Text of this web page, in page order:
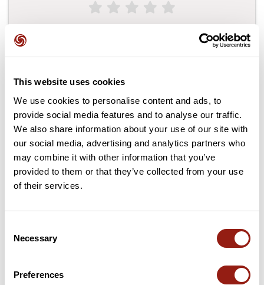
This website uses cookies
We use cookies to personalise content and ads, to
provide social media features and to analyse our traffic.
We also share information about your use of our site with
our social media, advertising and analytics partners who
may combine it with other information that you’ve
provided to them or that they’ve collected from your use
of their services.
Selection
Necessary
Preferences
155 m
Col de Mirailles 710 m
47 km
50 km Col de Llamouzy 692 m
50 km